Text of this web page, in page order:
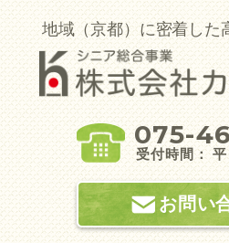
Skip
to
content
地域（京都）に密着した
075-
受付時間：
お問い